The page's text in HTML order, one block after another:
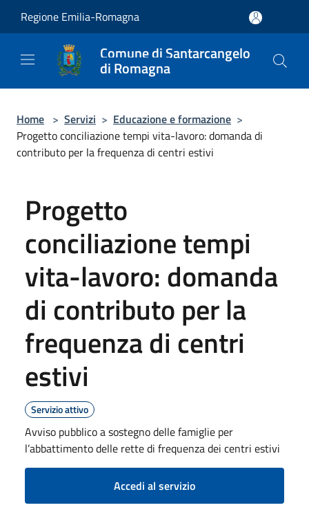
Regione Emilia-Romagna
Comune di Santarcangelo
di Romagna
Home > Servizi > Educazione e formazione >
Progetto conciliazione tempi vita-lavoro: domanda di
contributo per la frequenza di centri estivi
Progetto
conciliazione tempi
vita-lavoro: domanda
di contributo per la
frequenza di centri
estivi
Servizio attivo
Avviso pubblico a sostegno delle famiglie per
l’abbattimento delle rette di frequenza dei centri estivi
Accedi al servizio